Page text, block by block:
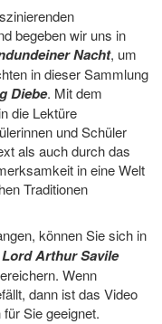
begeben wir uns in
Nacht, um
in dieser Sammlung
Diebe. Mit dem
die Lektüre
und Schüler
als auch durch das
in eine Welt
Traditionen
können Sie sich in
Arthur Savile
Wenn
dann ist das Video
Sie geeignet.